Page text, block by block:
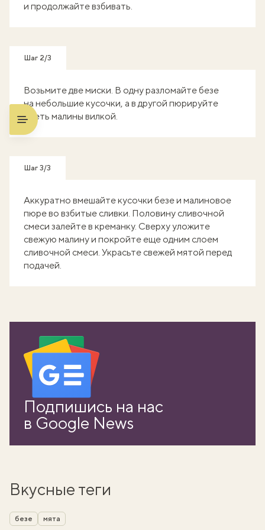
и продолжайте взбивать.
Шаг 2/3
Возьмите две миски. В одну разломайте безе
на небольшие кусочки, а в другой пюрируйте
треть малины вилкой.
Шаг 3/3
Аккуратно вмешайте кусочки безе и малиновое
пюре во взбитые сливки. Половину сливочной
смеси залейте в креманку. Сверху уложите
свежую малину и покройте еще одним слоем
сливочной смеси. Украсьте свежей мятой перед
подачей.
Подпишись на нас
в Google News
Вкусные теги
безе мята